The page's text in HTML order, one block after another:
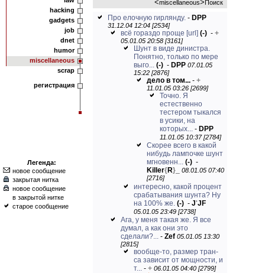
hacking
gadgets
job
dnet
humor
miscellaneous
scrap
регистрация
Легенда:
новое сообщение
закрытая нитка
новое сообщение
в закрытой нитке
старое сообщение
<miscellaneous>Поиск
Про елочную гирлянду. - DPP
31.12.04 12:04 [2534]
всё гораздо проще [url] (-) - +
05.01.05 20:58 [3161]
Шунт в виде динистра.
Понятно, только по мере
выго... (-) - DPP 07.01.05
15:22 [2876]
дело в том... - +
11.01.05 03:26 [2699]
Точно. Я
естественно
тестером тыкался
в усики, на
которых... - DPP
11.01.05 10:37 [2784]
Скорее всего в какой
нибудь лампочке шунт
мгновенн... (-) -
Killer{R} 08.01.05 07:40
[2716]
интересно, какой процент
срабатывания шунта? Ну
на 100% же. (-) - J'JF
05.01.05 23:49 [2738]
Ага, у меня такая же. Я все
думал, а как они это
сделали?... - Zef 05.01.05 13:30
[2815]
вообще-то, размер тран-
са зависит от мощности, и
т... - + 06.01.05 04:40 [2799]